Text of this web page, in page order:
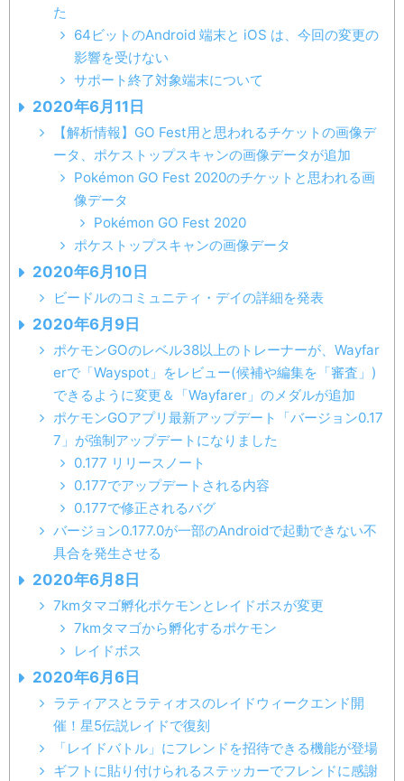
た
64ビットのAndroid 端末と iOS は、今回の変更の
影響を受けない
サポート終了対象端末について
2020年6月11日
【解析情報】GO Fest用と思われるチケットの画像デ
ータ、ポケストップスキャンの画像データが追加
Pokémon GO Fest 2020のチケットと思われる画
像データ
Pokémon GO Fest 2020
ポケストップスキャンの画像データ
2020年6月10日
ビードルのコミュニティ・デイの詳細を発表
2020年6月9日
ポケモンGOのレベル38以上のトレーナーが、Wayfar
erで「Wayspot」をレビュー(候補や編集を「審査」)
できるように変更＆「Wayfarer」のメダルが追加
ポケモンGOアプリ最新アップデート「バージョン0.17
7」が強制アップデートになりました
0.177 リリースノート
0.177でアップデートされる内容
0.177で修正されるバグ
バージョン0.177.0が一部のAndroidで起動できない不
具合を発生させる
2020年6月8日
7kmタマゴ孵化ポケモンとレイドボスが変更
7kmタマゴから孵化するポケモン
レイドボス
2020年6月6日
ラティアスとラティオスのレイドウィークエンド開
催！星5伝説レイドで復刻
「レイドバトル」にフレンドを招待できる機能が登場
ギフトに貼り付けられるステッカーでフレンドに感謝